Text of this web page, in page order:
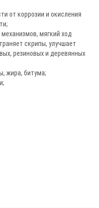
от коррозии и окисления
мягкий ход
скрипы, улучшает
резиновых и деревянных
жира, битума;